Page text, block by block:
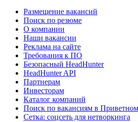
Размещение вакансий
Поиск по резюме
О компании
Наши вакансии
Реклама на сайте
Требования к ПО
Безопасный HeadHunter
HeadHunter API
Партнерам
Инвесторам
Каталог компаний
Поиск по вакансиям в
Сетка: соцсеть для нетворкинга